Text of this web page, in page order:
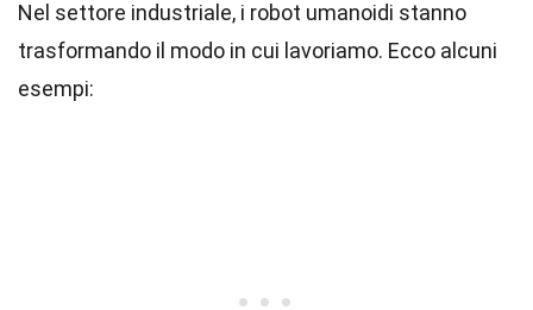
Nel settore industriale, i robot umanoidi stanno
trasformando il modo in cui lavoriamo. Ecco alcuni
esempi: